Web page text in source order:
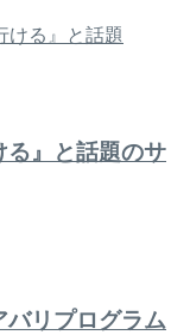
る』と話題のサ
バリプログラム